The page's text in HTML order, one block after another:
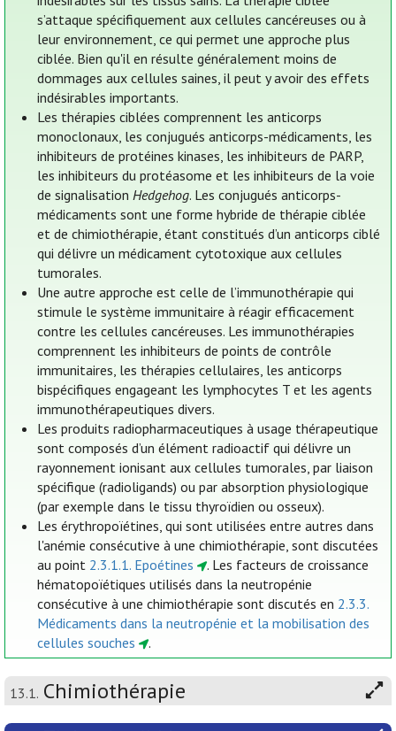
s’attaque spécifiquement aux cellules cancéreuses ou à
leur environnement, ce qui permet une approche plus
ciblée. Bien qu'il en résulte généralement moins de
dommages aux cellules saines, il peut y avoir des effets
indésirables importants.
Les thérapies ciblées comprennent les anticorps
monoclonaux, les conjugués anticorps-médicaments, les
inhibiteurs de protéines kinases, les inhibiteurs de PARP,
les inhibiteurs du protéasome et les inhibiteurs de la voie
de signalisationHedgehog. Les conjugués anticorps-
médicaments sont une forme hybride de thérapie ciblée
et de chimiothérapie, étant constitués d’un anticorps ciblé
qui délivre un médicament cytotoxique aux cellules
tumorales.
Une autre approche est celle de l’immunothérapie qui
stimule le système immunitaire à réagir efficacement
contre les cellules cancéreuses. Les immunothérapies
comprennent les inhibiteurs de points de contrôle
immunitaires, les thérapies cellulaires, les anticorps
bispécifiques engageant les lymphocytes T et les agents
immunothérapeutiques divers.
Les produits radiopharmaceutiques à usage thérapeutique
sont composés d’un élément radioactif qui délivre un
rayonnement ionisant aux cellules tumorales, par liaison
spécifique (radioligands) ou par absorption physiologique
(par exemple dans le tissu thyroïdien ou osseux).
Les érythropoïétines, qui sont utilisées entre autres dans
l'anémie consécutive à une chimiothérapie, sont discutées
au point 2.3.1.1. Epoétines
. Les facteurs de croissance
hématopoïétiques utilisés dans la neutropénie
consécutive à une chimiothérapie sont discutés en 2.3.3.
Médicaments dans la neutropénie et la mobilisation des
cellules souches
.
13.1. Chimiothérapie